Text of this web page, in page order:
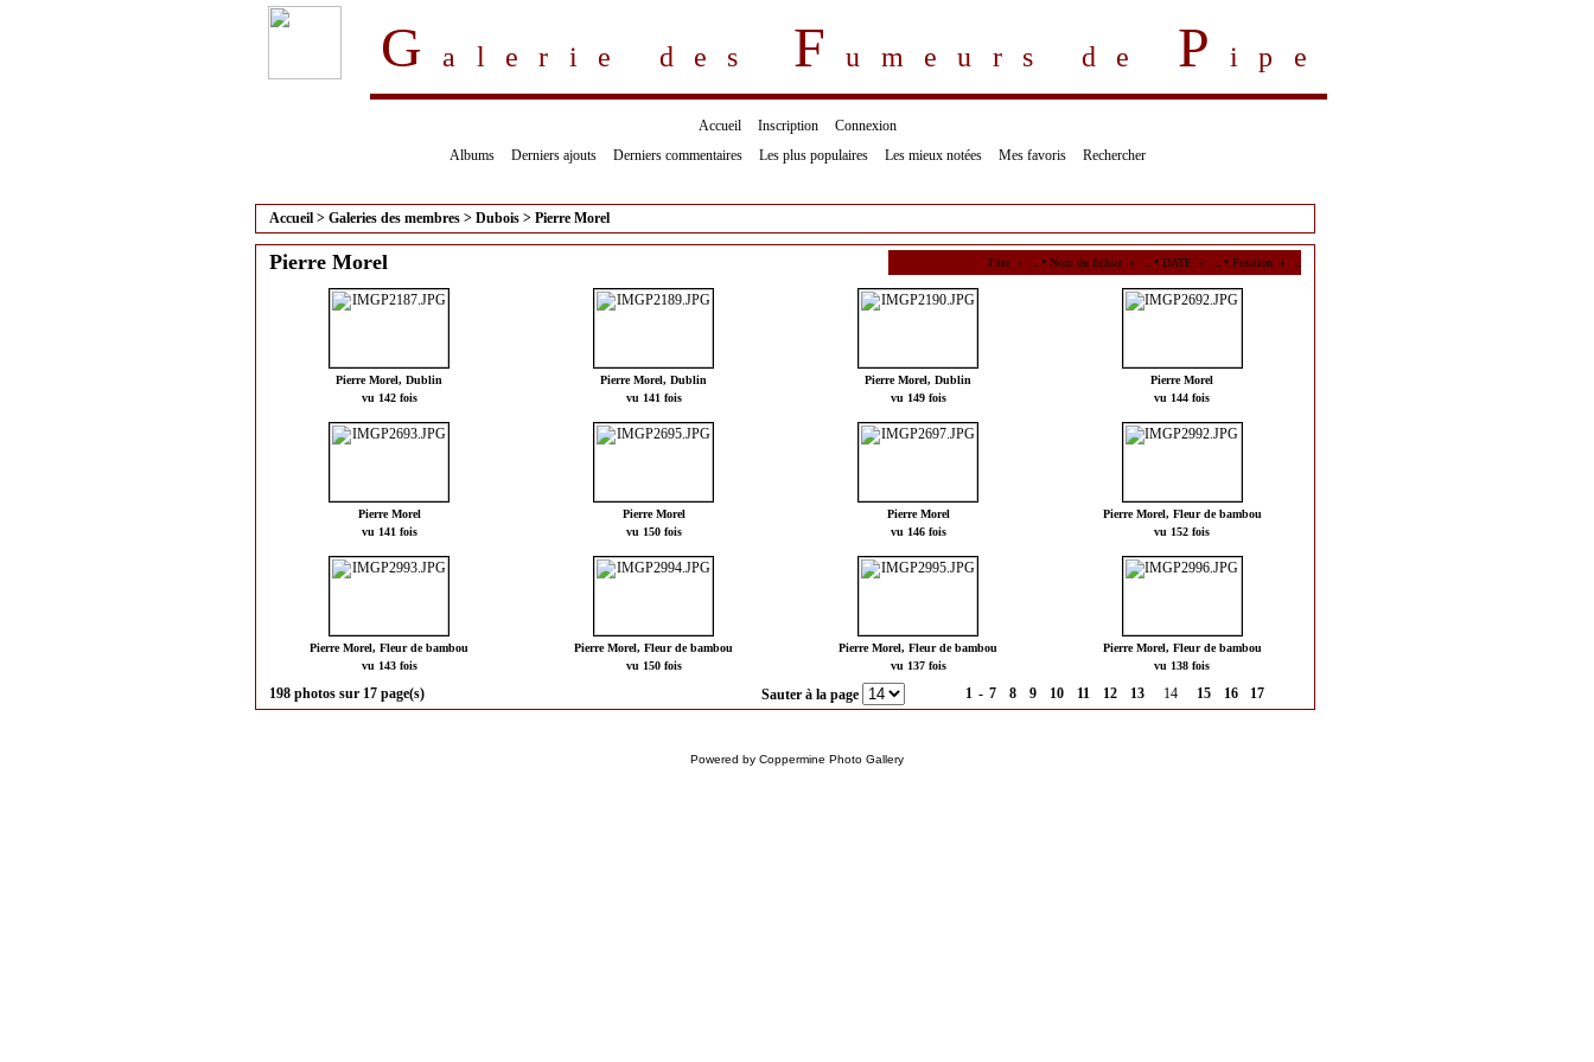
Galerie des Fumeurs de P ipe
Accueil Inscription
Connexion
Albums
Derniers ajouts Derniers commentaires Les plus populaires Les mieux notées Mes favoris Rechercher
Accueil > Galeries des membres > Dubois > Pierre Morel
Pierre Morel Titre • Nom du fichier • DATE • Position
Pierre Morel, Dublin
vu 142 fois
Pierre Morel, Dublin
vu 141 fois
Pierre Morel, Dublin
vu 149 fois
Pierre Morel
vu 144 fois
Pierre Morel
vu 141 fois
Pierre Morel
vu 150 fois
Pierre Morel
vu 146 fois
Pierre Morel, Fleur de bambou
vu 152 fois
Pierre Morel, Fleur de bambou
vu 143 fois
Pierre Morel, Fleur de bambou
vu 150 fois
Pierre Morel, Fleur de bambou
vu 137 fois
Pierre Morel, Fleur de bambou
vu 138 fois
198 photos sur 17 page(s) Sauter à la page 1 - 7 8 9 10 11 12 13 14 15 16 17
Powered by Coppermine Photo Gallery